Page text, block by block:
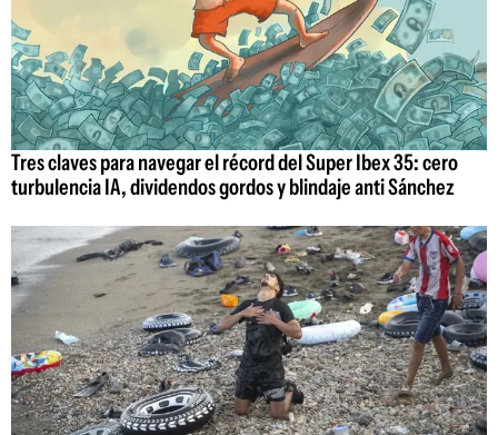
Tres claves para navegar el récord del Super Ibex 35: cero
turbulencia IA, dividendos gordos y blindaje anti Sánchez